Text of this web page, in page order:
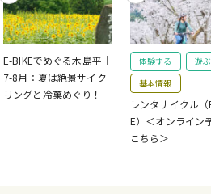
E-BIKEでめぐる木島平｜
7-8月：夏は絶景サイク
リングと冷菓めぐり！
体験する
遊ぶ
基本情報
レンタサイクル（
E）＜オンライン
こちら＞